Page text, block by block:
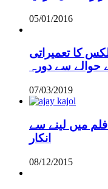
05/01/2016
کا تعمیراتی
حوالے سے دورہ
07/03/2019
فلم میں لینے سے
انکار
08/12/2015